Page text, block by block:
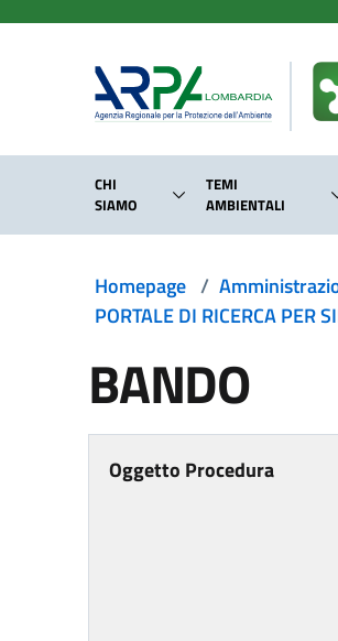
CHI
SIAMO
TEMI
AMBIENTALI
Homepage /
PORTALE DI RICERCA PER
BANDO
Oggetto Procedura